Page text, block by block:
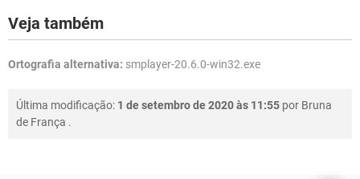
Veja também
Ortografia alternativa: smplayer-20.6.0-win32.exe
Última modificação: 1 de setembro de 2020 às 11:55 por Bruna
de França .